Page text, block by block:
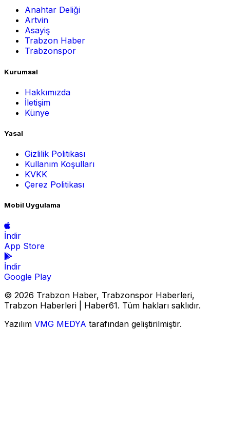
Anahtar Deliği
Artvin
Asayiş
Trabzon Haber
Trabzonspor
Kurumsal
Hakkımızda
İletişim
Künye
Yasal
Gizlilik Politikası
Kullanım Koşulları
KVKK
Çerez Politikası
Mobil Uygulama
İndir
App Store
İndir
Google Play
© 2026 Trabzon Haber, Trabzonspor Haberleri,
Trabzon Haberleri | Haber61. Tüm hakları saklıdır.
Yazılım VMG MEDYA tarafından geliştirilmiştir.